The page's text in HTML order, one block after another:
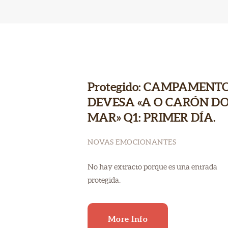
Protegido:
DEVESA «A O CARÓN
MAR» Q1: PRIMER DÍA.
NOVAS EMOCIONANTES
No hay extracto porque es una entrada
protegida.
More Info